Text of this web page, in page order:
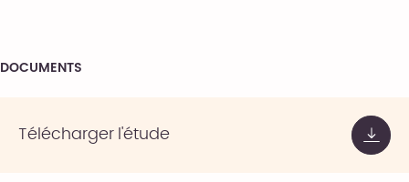
DOCUMENTS
Télécharger l'étude